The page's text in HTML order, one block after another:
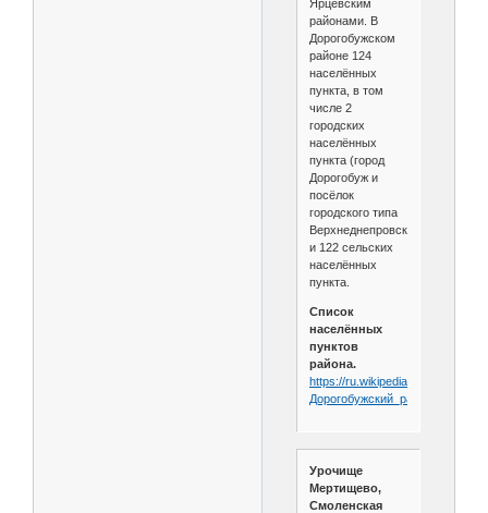
Ярцевским
районами. В
Дорогобужском
районе 124
населённых
пункта, в том
числе 2
городских
населённых
пункта (город
Дорогобуж и
посёлок
городского типа
Верхнеднепровский)
и 122 сельских
населённых
пункта.
Список
населённых
пунктов
района.
https://ru.wikipedia.org/wiki/
Дорогобужский_район
Урочище
Мертищево,
Смоленская